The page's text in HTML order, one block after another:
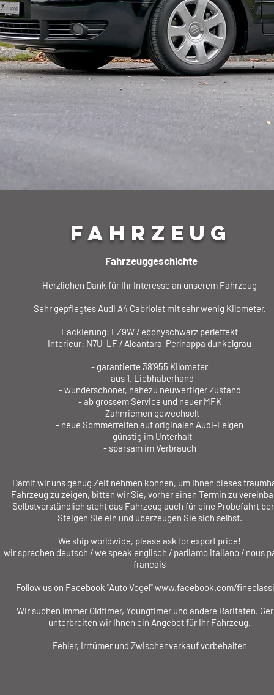
FAHRZEUG
Fahrzeuggeschichte
Herzlichen Dank für Ihr Interesse an unserem Fahrzeug
Sehr gepflegtes Audi A4 Cabriolet mit sehr wenig Kilometer.
Lackierung: LZ9W / ebonyschwarz perleffekt
Interieur: N7U-LF / Alcantara-Perlnappa dunkelgrau
- garantierte 38'955 Kilometer
- aus 1. Liebhaberhand
- wunderschöner, nahezu neuwertiger Zustand
- ab grossem Service und neuer MFK
- Zahnriemen gewechselt
- neue Sommerreifen auf originalen Audi-Felgen
- günstig im Unterhalt
- sparsam im Verbrauch
Damit wir uns genug Zeit nehmen können, um Ihnen dieses
Fahrzeug zu zeigen, bitten wir Sie, vorher einen Termin zu
Selbstverständlich steht das Fahrzeug auch für eine Probefahrt
Steigen Sie ein und überzeugen Sie sich selbst.
We ship worldwide, please ask for export price!
wir sprechen deutsch / we speak englisch / parliamo italiano / nous
francais
Follow us on Facebook "Auto Vogel"www.facebook.com/
Wir suchen immer Oldtimer, Youngtimer und andere Raritäten.
unterbreiten wir Ihnen ein Angebot für Ihr Fahrzeug.
Fehler, Irrtümer und Zwischenverkauf vorbehalten